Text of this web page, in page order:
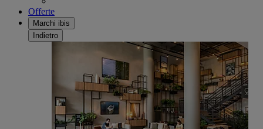
Offerte
Marchi ibis
Indietro